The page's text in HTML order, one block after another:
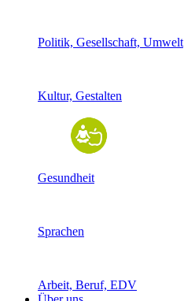
Politik, Gesellschaft, Umwelt
Kultur, Gestalten
Gesundheit
Sprachen
Arbeit, Beruf, EDV